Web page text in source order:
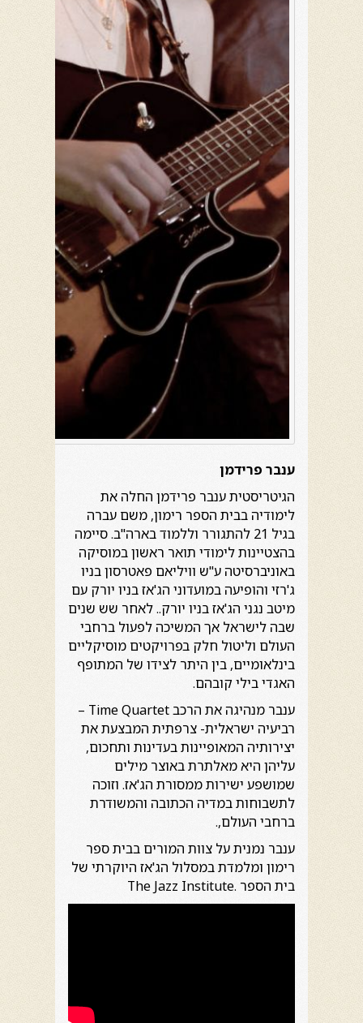
ענבר פרידמן
הגיטריסטית ענבר פרידמן החלה את
לימודיה בבית הספר רימון, משם עברה
בגיל 21 להתגורר וללמוד בארה"ב. סיימה
בהצטיינות לימודי תואר ראשון במוסיקה
באוניברסיטה ע"ש וויליאם פאטרסון בניו
ג'רזי והופיעה במועדוני הג'אז בניו יורק עם
מיטב נגני הג'אז בניו יורק.. לאחר שש שנים
שבה לישראל אך המשיכה לפעול ברחבי
העולם וליטול חלק בפרויקטים מוסיקליים
בינלאומיים, בין היתר לצידו של המתופף
האגדי בילי קובהם.
ענבר מנהיגה את הרכב Time Quartet –
רביעיה ישראלית- צרפתית המבצעת את
יצירותיה המאופיינות בעדינות ותחכום,
עליהן היא מאלתרת באוצר מילים
שמושפע ישירות ממסורת הג'אז. וזוכה
לתשבוחות במדיה הכתובה והמשודרת
ברחבי העולם,.
ענבר נמנית על צוות המורים בבית ספר
רימון ומלמדת במסלול הג'אז היוקרתי של
בית הספר .The Jazz Institute